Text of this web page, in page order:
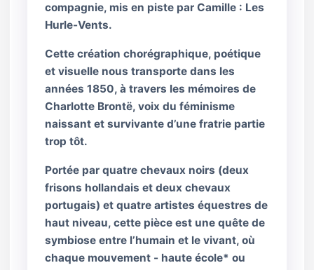
compagnie, mis en piste par Camille : Les
Hurle-Vents.
Cette création chorégraphique, poétique
et visuelle nous transporte dans les
années 1850, à travers les mémoires de
Charlotte Brontë, voix du féminisme
naissant et survivante d’une fratrie partie
trop tôt.
Portée par quatre chevaux noirs (deux
frisons hollandais et deux chevaux
portugais) et quatre artistes équestres de
haut niveau, cette pièce est une quête de
symbiose entre l’humain et le vivant, où
chaque mouvement - haute école* ou